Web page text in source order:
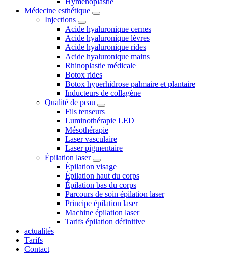
Médecine esthétique
Injections
Acide hyaluronique cernes
Acide hyaluronique lèvres
Acide hyaluronique rides
Acide hyaluronique mains
Rhinoplastie médicale
Botox rides
Botox hyperhidrose palmaire et plantaire
Inducteurs de collagène
Qualité de peau
Fils tenseurs
Luminothérapie LED
Mésothérapie
Laser vasculaire
Laser pigmentaire
Épilation laser
Épilation visage
Épilation haut du corps
Épilation bas du corps
Parcours de soin épilation laser
Principe épilation laser
Machine épilation laser
Tarifs épilation définitive
actualités
Tarifs
Contact